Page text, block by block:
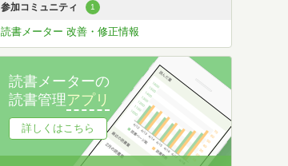
参加コミュニティ 1
読書メーター 改善・修正情報
読書メーターの
読書管理アプリ
詳しくはこちら